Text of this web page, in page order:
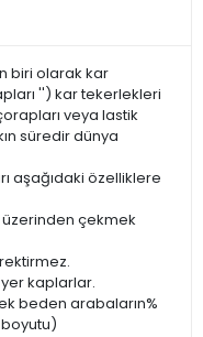
biri olarak kar
'') kar tekerlekleri
veya lastik
süredir dünya
aşağıdaki özelliklere
çekmek
kaplarlar.
beden arabaların%
boyutu)